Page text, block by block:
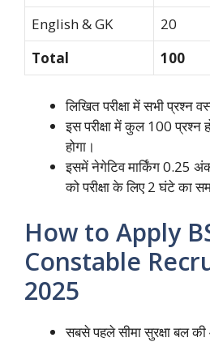
English & GK
20
Total
100
लिखित परीक्षा में सभी प्रश्न
इस परीक्षा में कुल 100 प्रश्न
होगा।
इसमें नेगेटिव मार्किंग 0.25
को परीक्षा के लिए 2 घंटे का
How to Apply
Constable
2025
सबसे पहले सीमा सुरक्षा बल